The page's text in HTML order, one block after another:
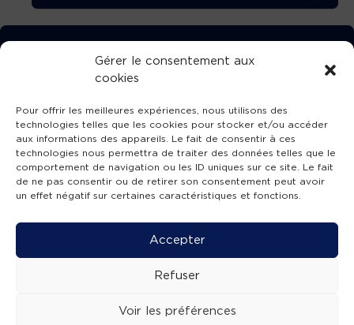
Gérer le consentement aux
cookies
Pour offrir les meilleures expériences, nous utilisons des
technologies telles que les cookies pour stocker et/ou accéder
aux informations des appareils. Le fait de consentir à ces
technologies nous permettra de traiter des données telles que le
comportement de navigation ou les ID uniques sur ce site. Le fait
de ne pas consentir ou de retirer son consentement peut avoir
un effet négatif sur certaines caractéristiques et fonctions.
Accepter
Refuser
Voir les préférences
TÉLÉCHARGEZ GRATUITEMENT
L’APPLICATION TVBA !
SUIVEZ-NOUS !
Mentions légales -Accessibilité